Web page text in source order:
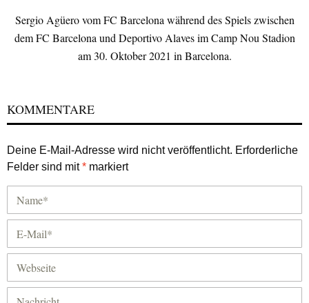
Sergio Agüero vom FC Barcelona während des Spiels zwischen
dem FC Barcelona und Deportivo Alaves im Camp Nou Stadion
am 30. Oktober 2021 in Barcelona.
KOMMENTARE
Deine E-Mail-Adresse wird nicht veröffentlicht. Erforderliche
Felder sind mit* markiert